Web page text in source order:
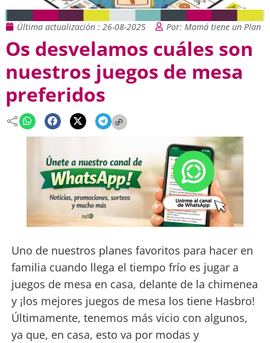
Última actualización : 26-08-2025 Por: Mamá tiene un Plan
Os desvelamos cuáles son
nuestros juegos de mesa
preferidos
Uno de nuestros planes favoritos para hacer en
familia cuando llega el tiempo frío es jugar a
juegos de mesa en casa, delante de la chimenea
y ¡los mejores juegos de mesa los tiene Hasbro!
Últimamente, tenemos más vicio con algunos,
ya que, en casa, esto va por modas y